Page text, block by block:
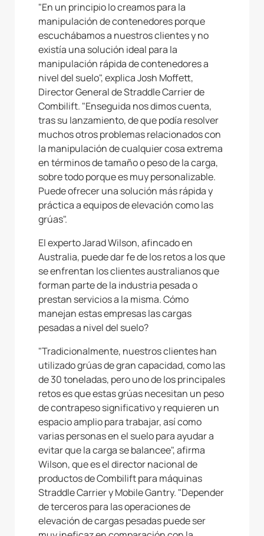
"En un principio lo creamos para la
manipulación de contenedores porque
escuchábamos a nuestros clientes y no
existía una solución ideal para la
manipulación rápida de contenedores a
nivel del suelo", explica Josh Moffett,
Director General de Straddle Carrier de
Combilift. "Enseguida nos dimos cuenta,
tras su lanzamiento, de que podía resolver
muchos otros problemas relacionados con
la manipulación de cualquier cosa extrema
en términos de tamaño o peso de la carga,
sobre todo porque es muy personalizable.
Puede ofrecer una solución más rápida y
práctica a equipos de elevación como las
grúas".
El experto Jarad Wilson, afincado en
Australia, puede dar fe de los retos a los que
se enfrentan los clientes australianos que
forman parte de la industria pesada o
prestan servicios a la misma. Cómo
manejan estas empresas las cargas
pesadas a nivel del suelo?
"Tradicionalmente, nuestros clientes han
utilizado grúas de gran capacidad, como las
de 30 toneladas, pero uno de los principales
retos es que estas grúas necesitan un peso
de contrapeso significativo y requieren un
espacio amplio para trabajar, así como
varias personas en el suelo para ayudar a
evitar que la carga se balancee", afirma
Wilson, que es el director nacional de
productos de Combilift para máquinas
Straddle Carrier y Mobile Gantry. "Depender
de terceros para las operaciones de
elevación de cargas pesadas puede ser